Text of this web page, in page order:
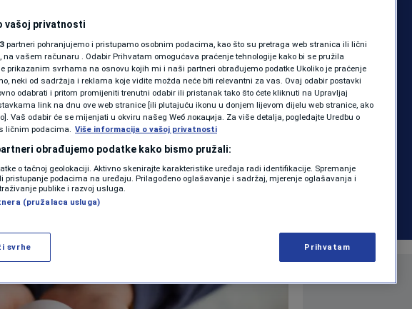
KOLUMNE
PODCAST
N1 SPECIJAL
FENOMENI
NEISTRAŽENO
VIRALNO
između smeđih i
11:50 LIFESTYLE 0 komentara
Više
vašoj privatnosti
partneri pohranjujemo i pristupamo osobnim podacima, kao što su pretraga web stranica ili lični
na vašem računaru . Odabir Prihvatam omogućava praćenje tehnologije kako bi se pružila
prikazanim svrhama na osnovu kojih mi i naši partneri obrađujemo podatke Ukoliko je praćenje
neki od sadržaja i reklama koje vidite možda neće biti relevantni za vas. Ovaj odabir postavki
odabrati i pritom promijeniti trenutni odabir ili pristanak tako što ćete kliknuti na Upravljaj
link na dnu ove web stranice [ili plutajuću ikonu u donjem lijevom dijelu web stranice, ako
Vaš odabir će se mijenjati u okviru našeg Wеб локација. Za više detalja, pogledajte Uredbu o
ličnim podacima. Više informacija o vašoj privatnosti
obrađujemo podatke kako bismo pružali:
o tačnoj geolokaciji. Aktivno skenirajte karakteristike uređaja radi identifikacije. Spremanje
pristupanje podacima na uređaju. Prilagođeno oglašavanje i sadržaj, mjerenje oglašavanja i
publike i razvoj usluga.
(pružalaca usluga)
svrhe Prihvatam